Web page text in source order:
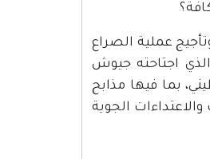
عملية الصراع
اجتاحته جيوش
بما فيها مذابح
الجوية